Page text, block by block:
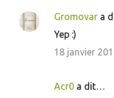
Gromovar a
Yep :)
18 janvier
Acr0 a dit…